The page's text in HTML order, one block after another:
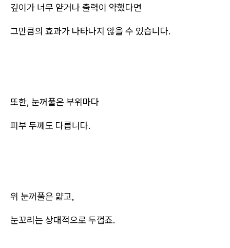
깊이가 너무 얕거나 출력이 약했다면
그만큼의 효과가 나타나지 않을 수 있습니다.
또한, 눈꺼풀은 부위마다
피부 두께도 다릅니다.
위 눈꺼풀은 얇고,
눈꼬리는 상대적으로 두껍죠.